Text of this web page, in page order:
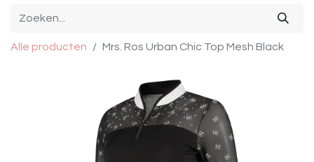
Alle producten Mrs. Ros Urban Chic Top Mesh Black